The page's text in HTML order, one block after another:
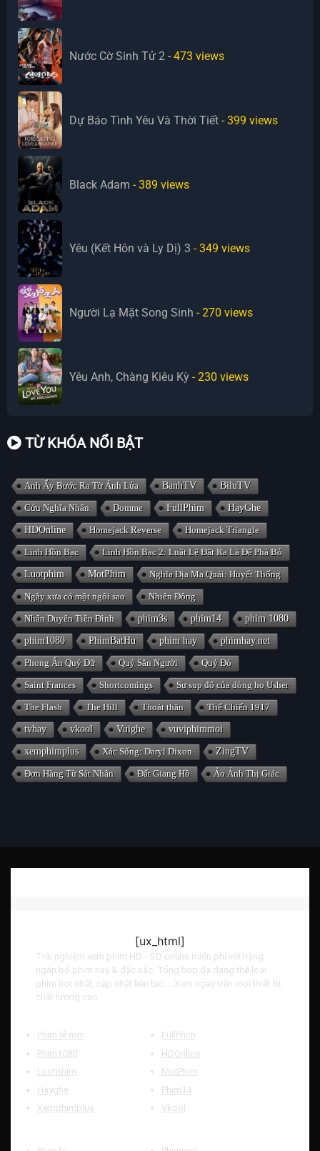
Nước Cờ Sinh Tử 2 - 473 views
Dự Báo Tình Yêu Và Thời Tiết - 399 views
Black Adam - 389 views
Yêu (Kết Hôn và Ly Dị) 3 - 349 views
Người Lạ Mặt Song Sinh - 270 views
Yêu Anh, Chàng Kiêu Kỳ - 230 views
TỪ KHÓA NỔI BẬT
Anh Ấy Bước Ra Từ Ánh Lửa BanhTV BiluTV
Cửu Nghĩa Nhân Domme FullPhim HayGhe
HDOnline Homejack Reverse Homejack Triangle
Linh Hồn Bạc Linh Hồn Bạc 2: Luật Lệ Đặt Ra Là Để Phá Bỏ
Luotphim MotPhim Nghĩa Địa Ma Quái: Huyết Thống
Ngày xưa có một ngôi sao Nhiên Đông
Nhân Duyên Tiền Đình phim3s phim14 phim 1080
phim1080 PhimBatHu phim hay phimhay.net
Phong Ấn Quỷ Dữ Quỷ Săn Người Quỷ Đỏ
Saint Frances Shortcomings Sự sụp đổ của dòng họ Usher
The Flash The Hill Thoát thân Thế Chiến 1917
tvhay vkool Vuighe vuviphimmoi
xemphimplus Xác Sống: Daryl Dixon ZingTV
Đơn Hàng Từ Sát Nhân Đất Giang Hồ Ảo Ảnh Thị Giác